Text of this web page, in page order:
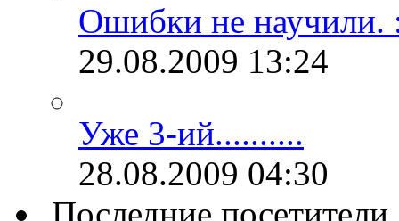
Ошибки не научили.
29.08.2009 13:24
Уже 3-ий..........
28.08.2009 04:30